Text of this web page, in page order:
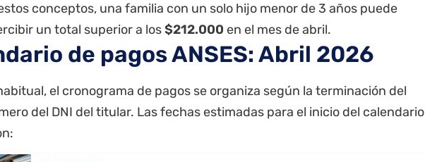
conceptos, una familia con un solo hijo menor de 3 años puede
un total superior a los$212.000 en el mes de abril.
de pagos ANSES: Abril 2026
el cronograma de pagos se organiza según la terminación del
del DNI del titular. Las fechas estimadas para el inicio del calendario